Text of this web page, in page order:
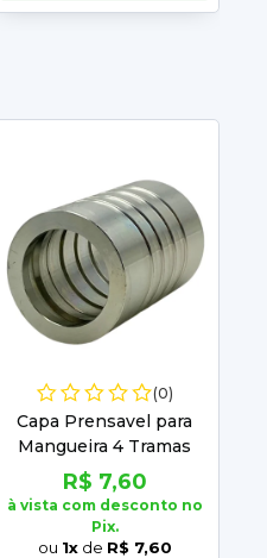
(0)
Capa Prensavel para
Mangueira 4 Tramas
Importada 3/8"
R$ 7,60
à vista com desconto no
Pix.
ou 1xde R$ 7,60